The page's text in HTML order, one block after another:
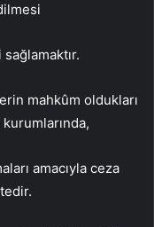
mahkûm oldukları
kurumlarında,
amacıyla ceza